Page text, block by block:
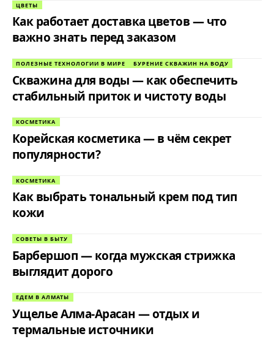
ЦВЕТЫ
Как работает доставка цветов — что
важно знать перед заказом
ПОЛЕЗНЫЕ ТЕХНОЛОГИИ В МИРЕ БУРЕНИЕ СКВАЖИН НА ВОДУ
Скважина для воды — как обеспечить
стабильный приток и чистоту воды
КОСМЕТИКА
Корейская косметика — в чём секрет
популярности?
КОСМЕТИКА
Как выбрать тональный крем под тип
кожи
СОВЕТЫ В БЫТУ
Барбершоп — когда мужская стрижка
выглядит дорого
ЕДЕМ В АЛМАТЫ
Ущелье Алма-Арасан — отдых и
термальные источники